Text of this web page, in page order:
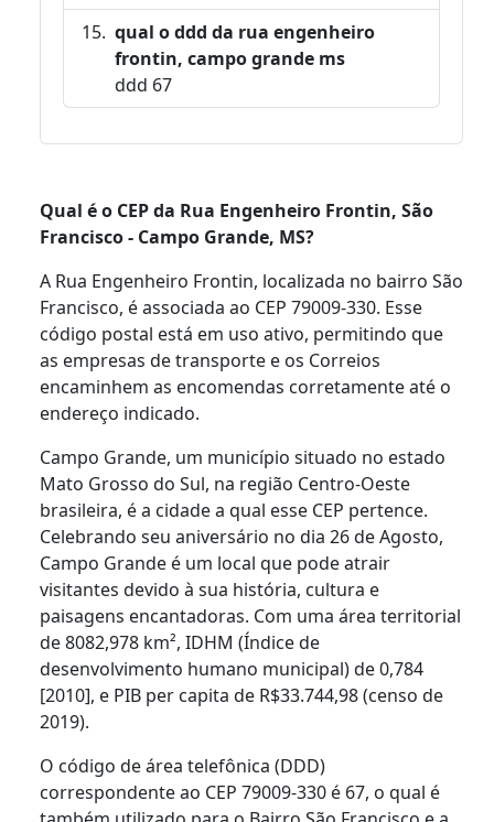
qual o ddd da rua engenheiro
frontin, campo grande ms
ddd 67
Qual é o CEP da Rua Engenheiro Frontin, São
Francisco - Campo Grande, MS?
A Rua Engenheiro Frontin, localizada no bairro São
Francisco, é associada ao CEP 79009-330. Esse
código postal está em uso ativo, permitindo que
as empresas de transporte e os Correios
encaminhem as encomendas corretamente até o
endereço indicado.
Campo Grande, um município situado no estado
Mato Grosso do Sul, na região Centro-Oeste
brasileira, é a cidade a qual esse CEP pertence.
Celebrando seu aniversário no dia 26 de Agosto,
Campo Grande é um local que pode atrair
visitantes devido à sua história, cultura e
paisagens encantadoras. Com uma área territorial
de 8082,978 km², IDHM (Índice de
desenvolvimento humano municipal) de 0,784
[2010], e PIB per capita de R$33.744,98 (censo de
2019).
O código de área telefônica (DDD)
correspondente ao CEP 79009-330 é 67, o qual é